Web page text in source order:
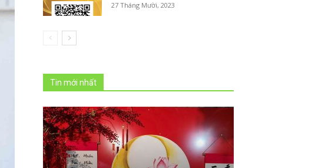
27 Tháng Mười, 2023
Tin mới nhất